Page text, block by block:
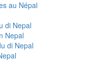
au Népal
di Nepal
Nepal
di Nepal